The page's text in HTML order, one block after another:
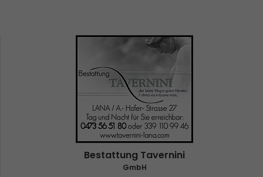
Bestattung Tavernini
GmbH